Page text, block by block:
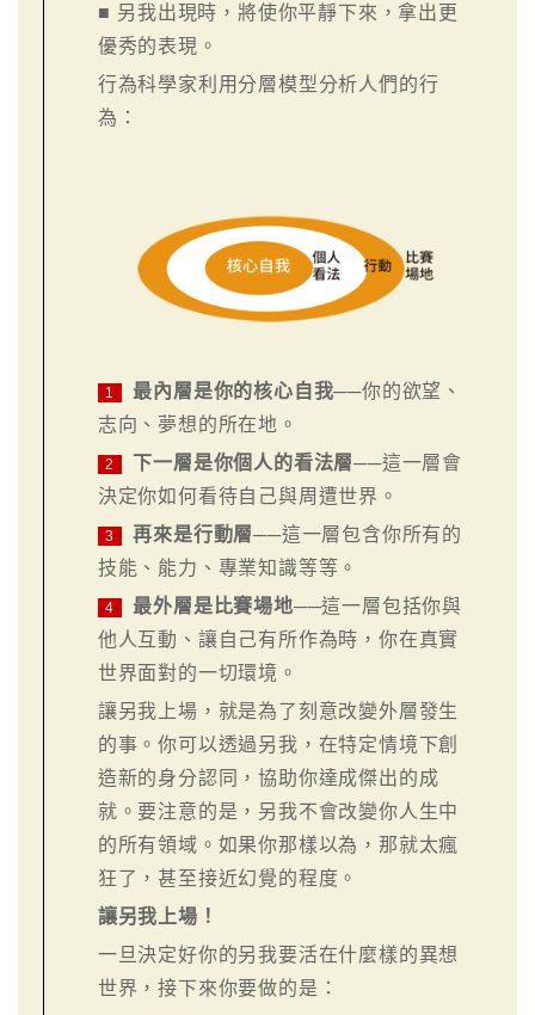
■ 另我出現時，將使你平靜下來，拿出更
優秀的表現。
行為科學家利用分層模型分析人們的行
為：
1 最內層是你的核心自我──你的欲望、
志向、夢想的所在地。
2 下一層是你個人的看法層──這一層會
決定你如何看待自己與周遭世界。
3 再來是行動層──這一層包含你所有的
技能、能力、專業知識等等。
4 最外層是比賽場地──這一層包括你與
他人互動、讓自己有所作為時，你在真實
世界面對的一切環境。
讓另我上場，就是為了刻意改變外層發生
的事。你可以透過另我，在特定情境下創
造新的身分認同，協助你達成傑出的成
就。要注意的是，另我不會改變你人生中
的所有領域。如果你那樣以為，那就太瘋
狂了，甚至接近幻覺的程度。
讓另我上場！
一旦決定好你的另我要活在什麼樣的異想
世界，接下來你要做的是：